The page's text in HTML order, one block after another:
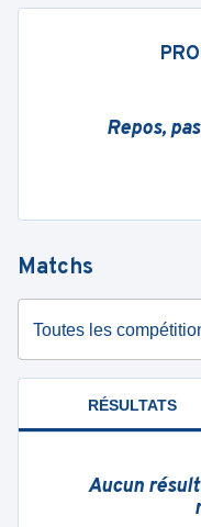
Repos,
Matchs
Toutes les
RÉSULTATS
Aucun